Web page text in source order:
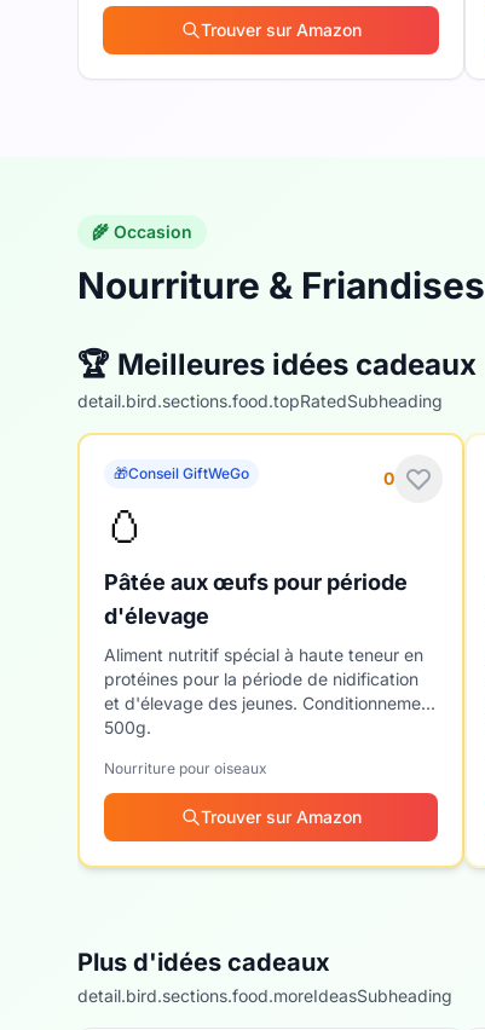
Trouver sur Amazon
🌾 Occasion
Nourriture & Friandises
🏆 Meilleures idées cadeaux
detail.bird.sections.food.topRatedSubheading
0
🎁Conseil GiftWeGo
🥚
Pâtée aux œufs pour période
d'élevage
Aliment nutritif spécial à haute teneur en
protéines pour la période de nidification
et d'élevage des jeunes. Conditionnement
500g.
Nourriture pour oiseaux
Trouver sur Amazon
Plus d'idées cadeaux
detail.bird.sections.food.moreIdeasSubheading